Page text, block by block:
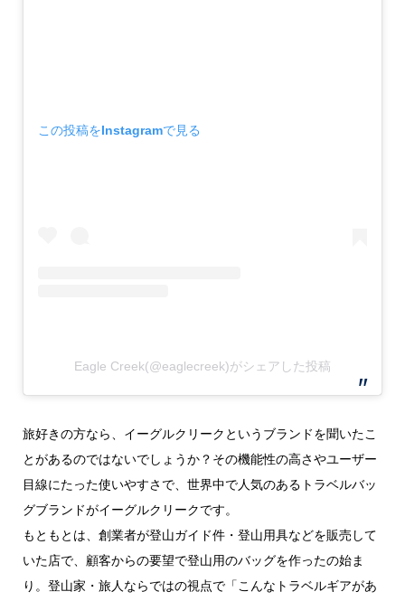
この投稿をInstagramで見る
Eagle Creek(@eaglecreek)がシェアした投稿
旅好きの方なら、イーグルクリークというブランドを聞いたこ
とがあるのではないでしょうか？その機能性の高さやユーザー
目線にたった使いやすさで、世界中で人気のあるトラベルバッ
グブランドがイーグルクリークです。
もともとは、創業者が登山ガイド件・登山用具などを販売して
いた店で、顧客からの要望で登山用のバッグを作ったの始ま
り。登山家・旅人ならではの視点で「こんなトラベルギアがあ